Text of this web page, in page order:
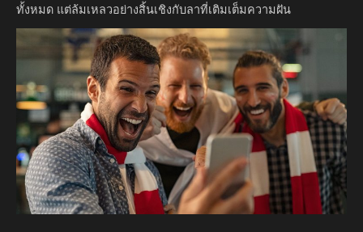
ทั้งหมด แต่ล้มเหลวอย่างสิ้นเชิงกับลาที่เติมเต็มความฝัน